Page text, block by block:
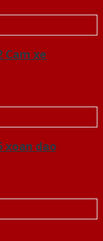
Cam xe
xoan dao